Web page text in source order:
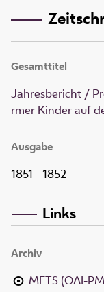
Gesamttitel
Jahresbericht /
rmer Kinder auf
Ausgabe
1851 - 1852
Links
Archiv
METS (OAI-